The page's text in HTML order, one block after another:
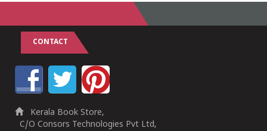
CONTACT
Kerala Book Store,
C/O Consors Technologies Pvt Ltd,